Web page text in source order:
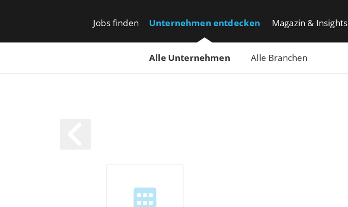
Jobs finden Unternehmen entdecken
Alle Unternehmen Alle Branchen
Magazin & Insights